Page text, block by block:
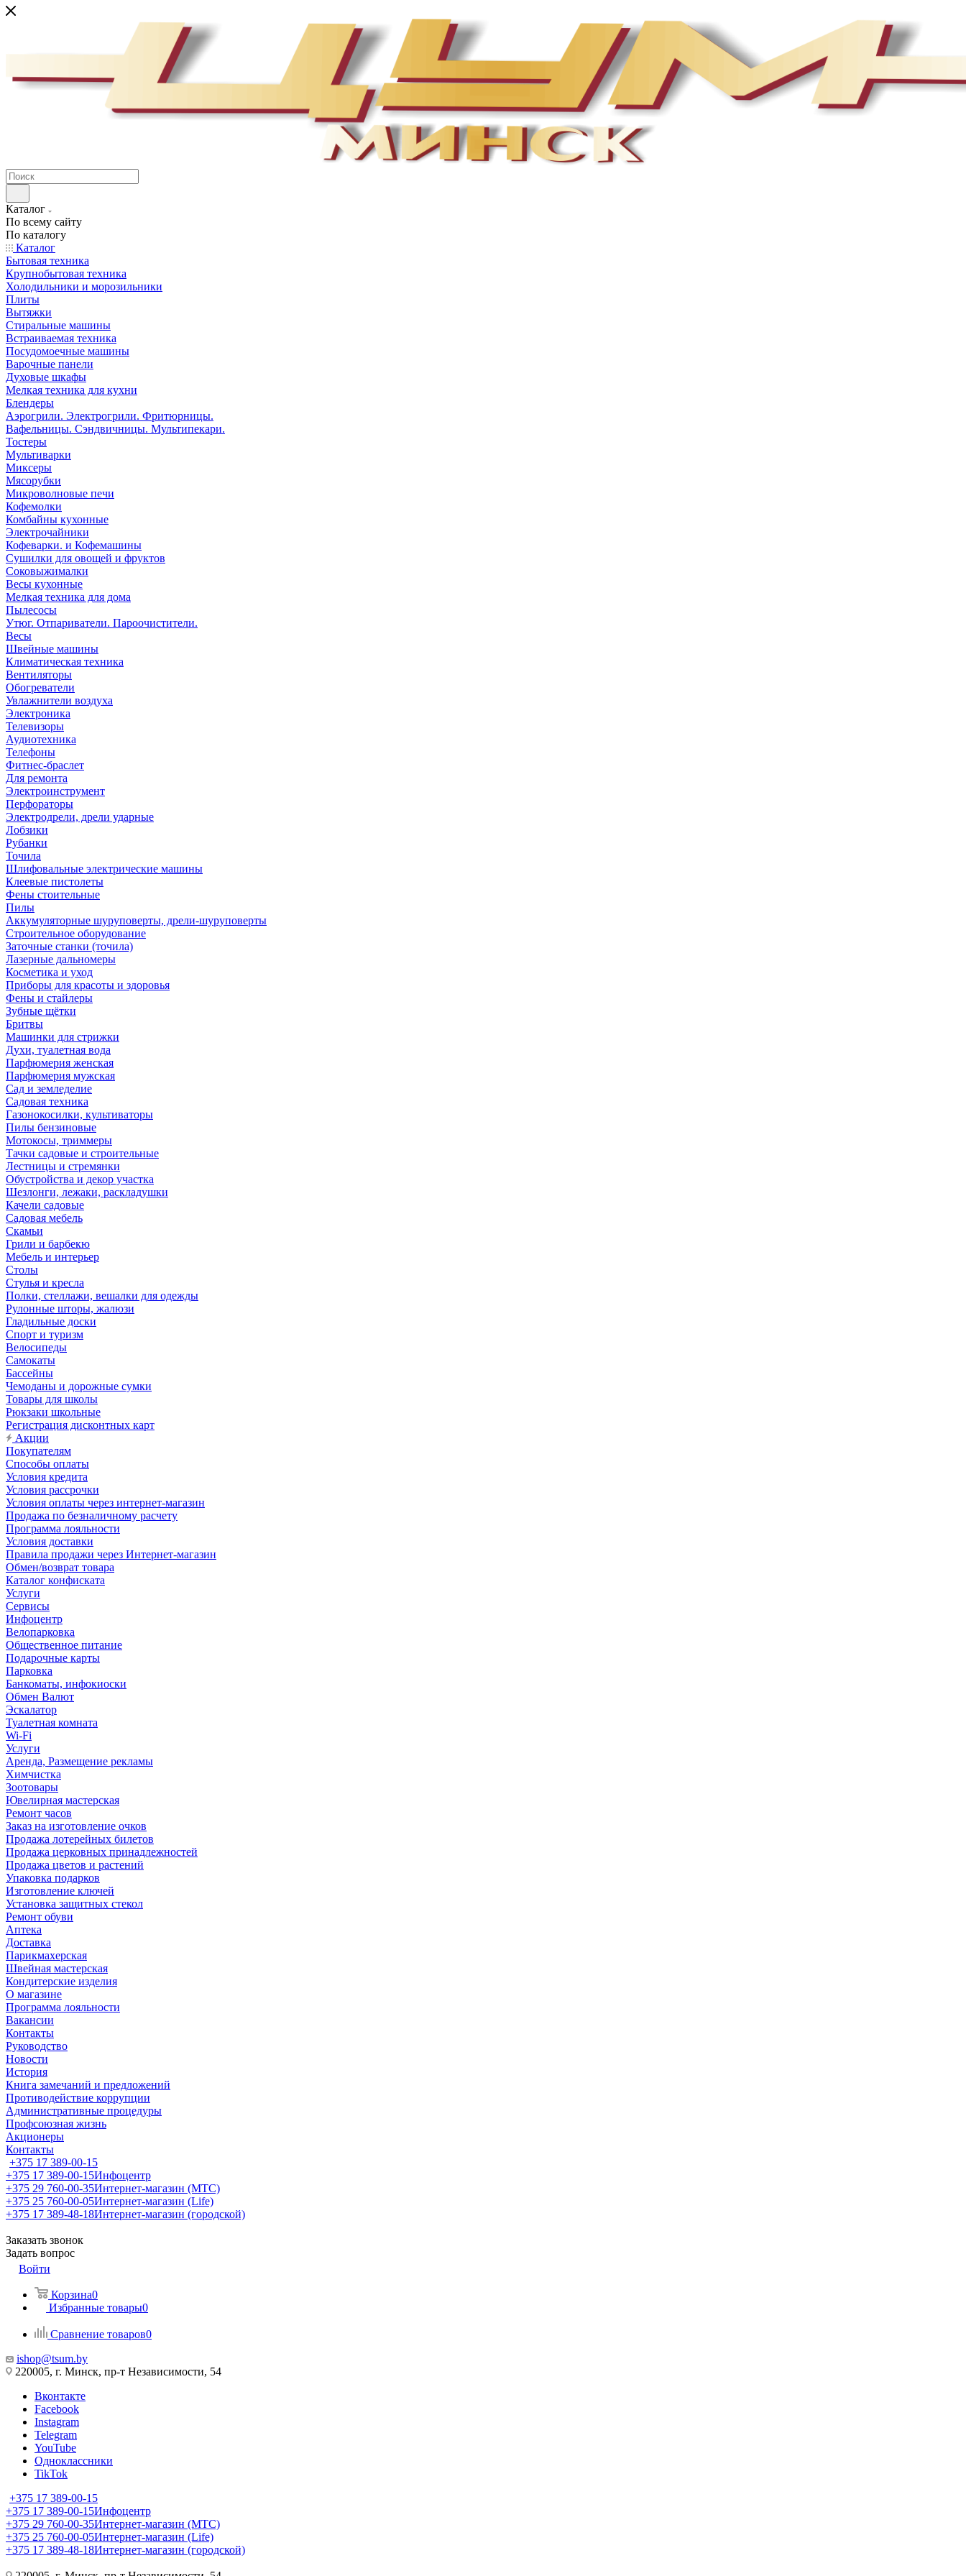
Каталог
По всему сайту
По каталогу
Каталог
Бытовая техника
Крупнобытовая техника
Холодильники и морозильники
Плиты
Вытяжки
Стиральные машины
Встраиваемая техника
Посудомоечные машины
Варочные панели
Духовые шкафы
Мелкая техника для кухни
Блендеры
Аэрогрили. Электрогрили. Фритюрницы.
Вафельницы. Сэндвичницы. Мультипекари.
Тостеры
Мультиварки
Миксеры
Мясорубки
Микроволновые печи
Кофемолки
Комбайны кухонные
Электрочайники
Кофеварки. и Кофемашины
Сушилки для овощей и фруктов
Соковыжималки
Весы кухонные
Мелкая техника для дома
Пылесосы
Утюг. Отпариватели. Пароочистители.
Весы
Швейные машины
Климатическая техника
Вентиляторы
Обогреватели
Увлажнители воздуха
Электроника
Телевизоры
Аудиотехника
Телефоны
Фитнес-браслет
Для ремонта
Электроинструмент
Перфораторы
Электродрели, дрели ударные
Лобзики
Рубанки
Точила
Шлифовальные электрические машины
Клеевые пистолеты
Фены стоительные
Пилы
Аккумуляторные шуруповерты, дрели-шуруповерты
Строительное оборудование
Заточные станки (точила)
Лазерные дальномеры
Косметика и уход
Приборы для красоты и здоровья
Фены и стайлеры
Зубные щётки
Бритвы
Машинки для стрижки
Духи, туалетная вода
Парфюмерия женская
Парфюмерия мужская
Сад и земледелие
Садовая техника
Газонокосилки, культиваторы
Пилы бензиновые
Мотокосы, триммеры
Тачки садовые и строительные
Лестницы и стремянки
Обустройства и декор участка
Шезлонги, лежаки, раскладушки
Качели садовые
Садовая мебель
Скамьи
Грили и барбекю
Мебель и интерьер
Столы
Стулья и кресла
Полки, стеллажи, вешалки для одежды
Рулонные шторы, жалюзи
Гладильные доски
Спорт и туризм
Велосипеды
Самокаты
Бассейны
Чемоданы и дорожные сумки
Товары для школы
Рюкзаки школьные
Регистрация дисконтных карт
Акции
Покупателям
Способы оплаты
Условия кредита
Условия рассрочки
Условия оплаты через интернет-магазин
Продажа по безналичному расчету
Программа лояльности
Условия доставки
Правила продажи через Интернет-магазин
Обмен/возврат товара
Каталог конфиската
Услуги
Сервисы
Инфоцентр
Велопарковка
Общественное питание
Подарочные карты
Парковка
Банкоматы, инфокиоски
Обмен Валют
Эскалатор
Туалетная комната
Wi-Fi
Услуги
Аренда, Размещение рекламы
Химчистка
Зоотовары
Ювелирная мастерская
Ремонт часов
Заказ на изготовление очков
Продажа лотерейных билетов
Продажа церковных принадлежностей
Продажа цветов и растений
Упаковка подарков
Изготовление ключей
Установка защитных стекол
Ремонт обуви
Аптека
Доставка
Парикмахерская
Швейная мастерская
Кондитерские изделия
О магазине
Программа лояльности
Вакансии
Контакты
Руководство
Новости
История
Книга замечаний и предложений
Противодействие коррупции
Административные процедуры
Профсоюзная жизнь
Акционеры
Контакты
+375 17 389-00-15
+375 17 389-00-15Инфоцентр
+375 29 760-00-35Интернет-магазин (МТС)
+375 25 760-00-05Интернет-магазин (Life)
+375 17 389-48-18Интернет-магазин (городской)
Заказать звонок
Задать вопрос
Войти
Корзина0
Избранные товары0
Сравнение товаров0
ishop@tsum.by
220005, г. Минск, пр-т Независимости, 54
Вконтакте
Facebook
Instagram
Telegram
YouTube
Одноклассники
TikTok
+375 17 389-00-15
+375 17 389-00-15Инфоцентр
+375 29 760-00-35Интернет-магазин (МТС)
+375 25 760-00-05Интернет-магазин (Life)
+375 17 389-48-18Интернет-магазин (городской)